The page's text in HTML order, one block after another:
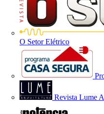
O Setor Elétrico
Revista Lume